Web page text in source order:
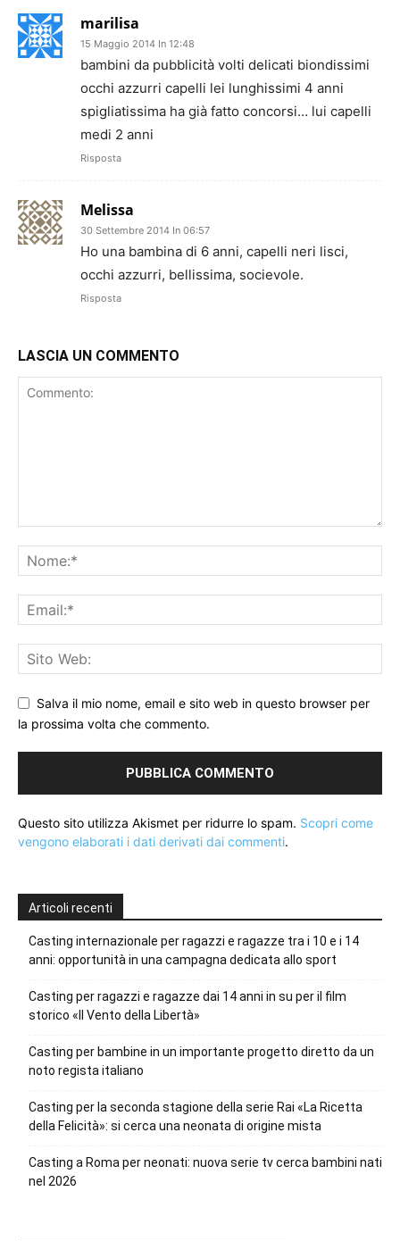
marilisa
15 Maggio 2014 In 12:48
bambini da pubblicità volti delicati biondissimi
occhi azzurri capelli lei lunghissimi 4 anni
spigliatissima ha già fatto concorsi… lui capelli
medi 2 anni
Risposta
Melissa
30 Settembre 2014 In 06:57
Ho una bambina di 6 anni, capelli neri lisci,
occhi azzurri, bellissima, socievole.
Risposta
LASCIA UN COMMENTO
Salva il mio nome, email e sito web in questo browser per
la prossima volta che commento.
Questo sito utilizza Akismet per ridurre lo spam. Scopri come
vengono elaborati i dati derivati dai commenti.
Articoli recenti
Casting internazionale per ragazzi e ragazze tra i 10 e i 14
anni: opportunità in una campagna dedicata allo sport
Casting per ragazzi e ragazze dai 14 anni in su per il film
storico «Il Vento della Libertà»
Casting per bambine in un importante progetto diretto da un
noto regista italiano
Casting per la seconda stagione della serie Rai «La Ricetta
della Felicità»: si cerca una neonata di origine mista
Casting a Roma per neonati: nuova serie tv cerca bambini nati
nel 2026